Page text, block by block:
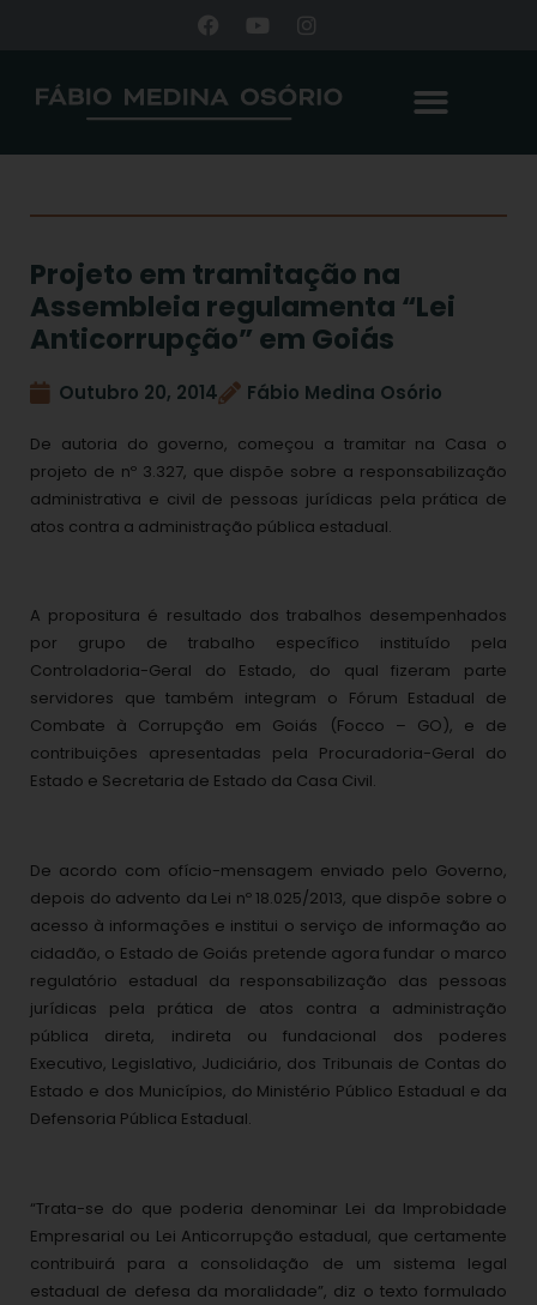
Projeto em tramitação na
Assembleia regulamenta “Lei
Anticorrupção” em Goiás
Outubro 20, 2014 Fábio Medina Osório
De autoria do governo, começou a tramitar na Casa o
projeto de nº 3.327, que dispõe sobre a responsabilização
administrativa e civil de pessoas jurídicas pela prática de
atos contra a administração pública estadual.
A propositura é resultado dos trabalhos desempenhados
por grupo de trabalho específico instituído pela
Controladoria-Geral do Estado, do qual fizeram parte
servidores que também integram o Fórum Estadual de
Combate à Corrupção em Goiás (Focco – GO), e de
contribuições apresentadas pela Procuradoria-Geral do
Estado e Secretaria de Estado da Casa Civil.
De acordo com ofício-mensagem enviado pelo Governo,
depois do advento da Lei nº 18.025/2013, que dispõe sobre o
acesso à informações e institui o serviço de informação ao
cidadão, o Estado de Goiás pretende agora fundar o marco
regulatório estadual da responsabilização das pessoas
jurídicas pela prática de atos contra a administração
pública direta, indireta ou fundacional dos poderes
Executivo, Legislativo, Judiciário, dos Tribunais de Contas do
Estado e dos Municípios, do Ministério Público Estadual e da
Defensoria Pública Estadual.
“Trata-se do que poderia denominar Lei da Improbidade
Empresarial ou Lei Anticorrupção estadual, que certamente
contribuirá para a consolidação de um sistema legal
estadual de defesa da moralidade”, diz o texto formulado